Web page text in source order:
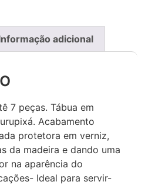
adicional
7 peças. Tábua em
Acabamento
protetora em verniz,
da madeira e dando uma
na aparência do
Ideal para servir-